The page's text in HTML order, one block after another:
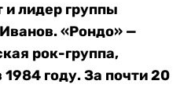
и лидер группы
«Рондо» —
рок-группа,
году. За почти 20